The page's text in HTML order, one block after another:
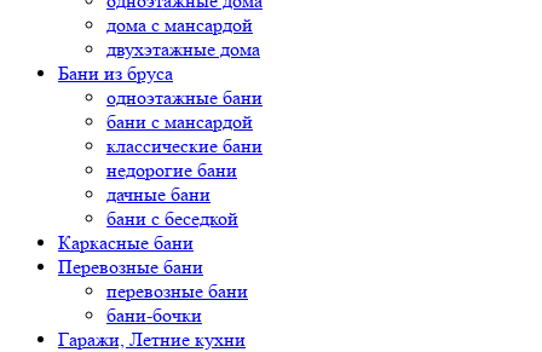
дома с мансардой
двухэтажные дома
Бани из бруса
одноэтажные бани
бани с мансардой
классические бани
недорогие бани
дачные бани
бани с беседкой
Каркасные бани
Перевозные бани
перевозные бани
бани-бочки
Гаражи, Летние кухни